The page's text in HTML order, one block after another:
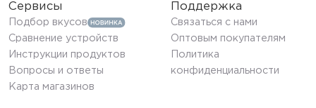
Сервисы
Подбор вкусов
Сравнение устройств
Инструкции продуктов
Вопросы и ответы
Карта магазинов
Поддержка
Связаться с нами
Оптовым покупателям
Политика
конфиденциальности